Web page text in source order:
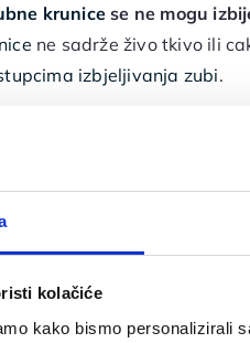
kolačiće
kako bismo personalizirali
krunicese ne mogu
ne sadrže živo tkivo ili
izbjeljivanja zubi.
promjena boje do koje
krunica
koje ste napravili